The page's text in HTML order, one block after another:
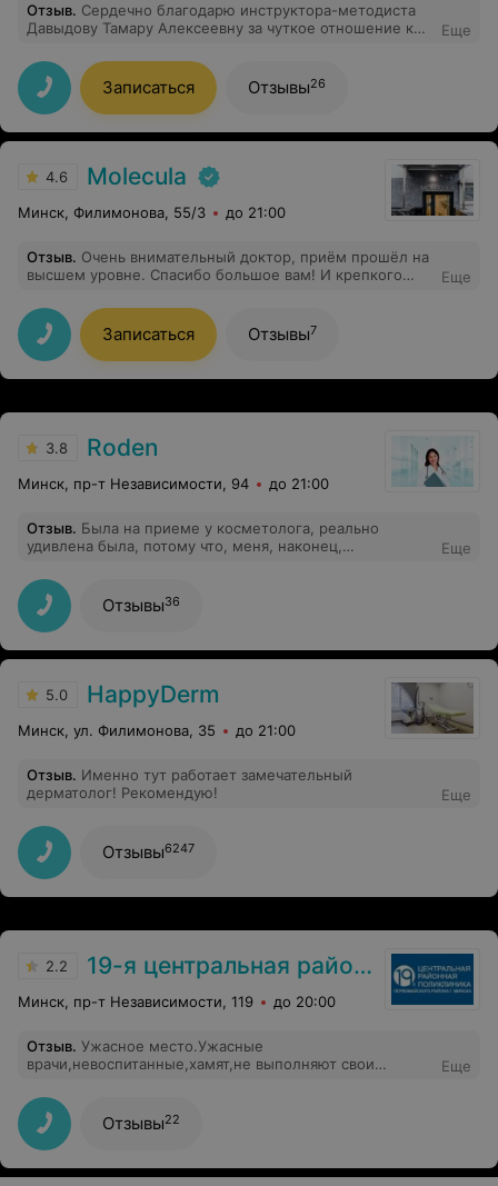
Отзыв. Сердечно благодарю инструктора-методиста
Давыдову Тамару Алексеевну за чуткое отношение к
пациентам одинаково, со всей душой. Лечит на совесть
, побольше бы таких врачей . Большое спасибо ей за
лечение , она меня подняла.
Еще
Записаться Отзывы26
4.6 Molecula
Минск, Филимонова, 55/3 до 21:00
Отзыв. Очень внимательный доктор, приём прошёл на
высшем уровне. Спасибо большое вам! И крепкого
Еще
Записаться Отзывы7
Минск, пр-т Независимости, 94
Отзыв
удивлена была, потому что, меня, наконец,
действительно проконсультировали. Я обращалась не
5.0 HappyDerm
Минск, ул. Филимонова, 35
дерматолог! Рекомендую!